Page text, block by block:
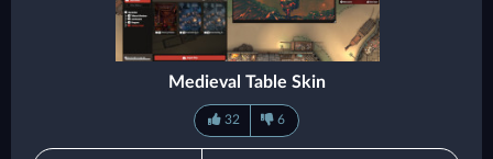
Medieval Table Skin
32 6